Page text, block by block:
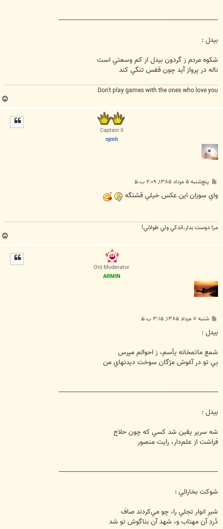
--------------------------------------------------------------------------------
بيدل :
شكوه مردم ز گردون بيدل از كم وسعتي است
ناله در پرواز آيد چون قفس تنگي كند
Don't play games with the ones who love you
ب
ا
Captain II
njmh
پ
ت
پنج‌شنبه ۵ مرداد ۱۳۸۵, ۲:۰۹ ب.ظ
واي سوزان اين عکس خيلي قشنگه
مرا دوست بدار،اندكي ولي طولاني!
ب
ا
Old Moderator
ARMIN
پ
ت
شنبه ۷ مرداد ۱۳۸۵, ۳:۱۵ ب.ظ
بيدل :
شمع ماتمخانه يأسم، ز احوالم مپرس
بي تو در آغوش مژگان سوخت ديدنهاي من
--------------------------------------------------------------------------------
بيدل :
شه سرير يقين شد كسي كه چون حلاج
فراشت از علم‌دار، رايت منصور
--------------------------------------------------------------------------------
شوكت بخارائي :
شيرِ انوار تجلي را، چو مي‌كردند صاف
دُردِ آن مهتاب و، شهد آن بناگوش تو شد